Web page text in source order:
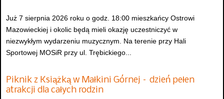
Już 7 sierpnia 2026 roku o godz. 18:00 mieszkańcy Ostrowi
Mazowieckiej i okolic będą mieli okazję uczestniczyć w
niezwykłym wydarzeniu muzycznym. Na terenie przy Hali
Sportowej MOSiR przy ul. Trębickiego...
Piknik z Książką w Małkini Górnej – dzień pełen
atrakcji dla całych rodzin